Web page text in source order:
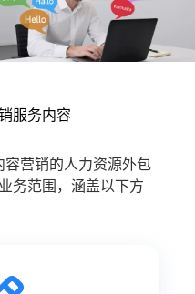
服务内容
营销的人力资源外包
务范围，涵盖以下方